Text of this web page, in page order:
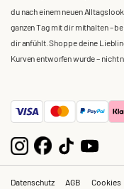
du nach einem neuen
ganzen Tag mit dir mithalten –
dir anfühlt. Shoppe deine
Kurven entworfen wurde – nicht
Datenschutz AGB Cookies